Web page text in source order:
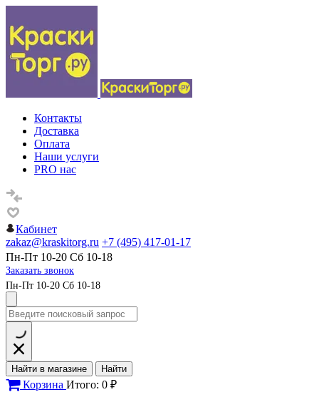
Контакты
Доставка
Оплата
Наши услуги
PRO нас
Кабинет
zakaz@kraskitorg.ru +7 (495) 417-01-17
Пн-Пт 10-20 Сб 10-18
Заказать звонок
Пн-Пт 10-20 Сб 10-18
Найти в магазине Найти
Корзина Итого: 0 ₽